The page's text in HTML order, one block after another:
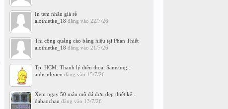
In tem nhãn giá rẻ
alothietke_18 đăng vào 22/7/26
Thi công quảng cáo bảng hiệu tại Phan Thiết
alothietke_18 đăng vào 21/7/26
Tp. HCM. Thanh lý điện thoại Samsung...
anhsinhvien đăng vào 15/7/26
Xem ngay 50 mẫu mộ đá đơn đẹp thiết kế...
dabaochau đăng vào 13/7/26